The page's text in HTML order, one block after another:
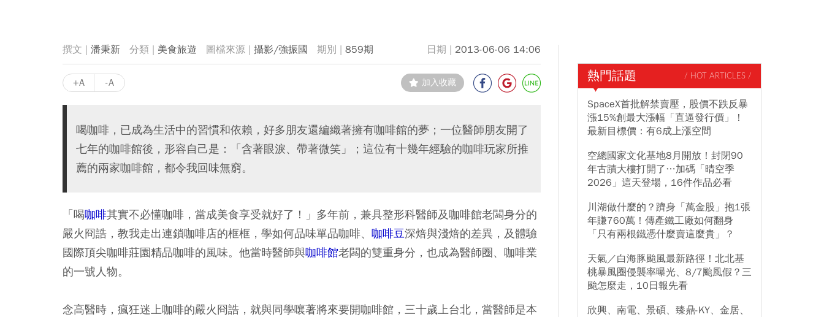
潘秉新 美食旅遊 攝影/強振國 859期 2013-06-06 14:06
+A -A 加入收藏
喝咖啡，已成為生活中的習慣和依賴，好多朋友還編織著擁有咖啡館的夢；一位醫師朋友開了
七年的咖啡館後，形容自己是：「含著眼淚、帶著微笑」；這位有十幾年經驗的咖啡玩家所推
薦的兩家咖啡館，都令我回味無窮。
「喝咖啡其實不必懂咖啡，當成美食享受就好了！」多年前，兼具整形科醫師及咖啡館老闆身分的
嚴火冏誥，教我走出連鎖咖啡店的框框，學如何品味單品咖啡、 咖啡豆深焙與淺焙的差異，及體驗
國際頂尖咖啡莊園精品咖啡的風味。他當時醫師與咖啡館老闆的雙重身分，也成為醫師圈、咖啡業
的一號人物。
念高醫時，瘋狂迷上咖啡的嚴火冏誥，就與同學嚷著將來要開咖啡館，三十歲上台北，當醫師是本
熱門話題 / HOT ARTICLES /
SpaceX首批解禁賣壓，股價不跌反暴
漲15%創最大漲幅「直逼發行價」！
最新目標價：有6成上漲空間
空總國家文化基地8月開放！封閉90
年古蹟大樓打開了…加碼「晴空季
2026」這天登場，16件作品必看
川湖做什麼的？躋身「萬金股」抱1張
年賺760萬！傳產鐵工廠如何翻身
「只有兩根鐵憑什麼賣這麼貴」？
天氣／白海豚颱風最新路徑！北北基
桃暴風圈侵襲率曝光、8/7颱風假？三
颱怎麼走，10日報先看
欣興、南電、景碩、臻鼎-KY、金居、